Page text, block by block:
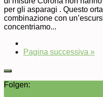
per gli asparagi . Questo
combinazione con
concentriamo...
Pagina successiva »
Folgen: